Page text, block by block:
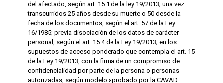
del afectado, según art. 15.1 de la ley 19/2013; una vez
transcurridos 25 años desde su muerte o 50 desde la
fecha de los documentos, según el art. 57 de la Ley
16/1985; previa disociación de los datos de carácter
personal, según el art. 15.4 de la Ley 19/2013; en los
supuestos de acceso ponderado que contempla el art. 15
de la Ley 19/2013, con la firma de un compromiso de
confidencialidad por parte de la persona o personas
autorizadas, según modelo aprobado por la CAVAD